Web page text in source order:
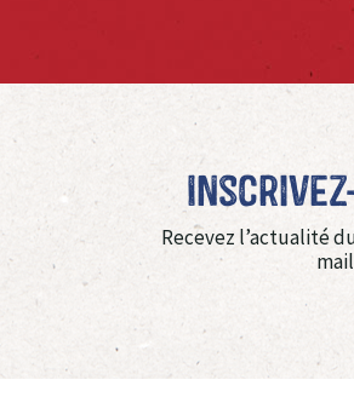
Recevez l’actualité